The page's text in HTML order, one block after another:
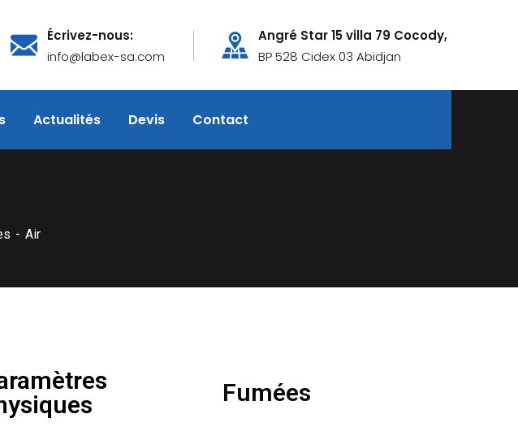
Écrivez-nous:
info@labex-sa.com
Angré Star 15 villa 79 Cocody,
BP 528 Cidex 03 Abidjan
Actualités Devis Contact
Air
Fumées